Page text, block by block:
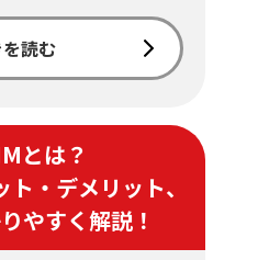
読む
とは？
・デメリット、
やすく解説！